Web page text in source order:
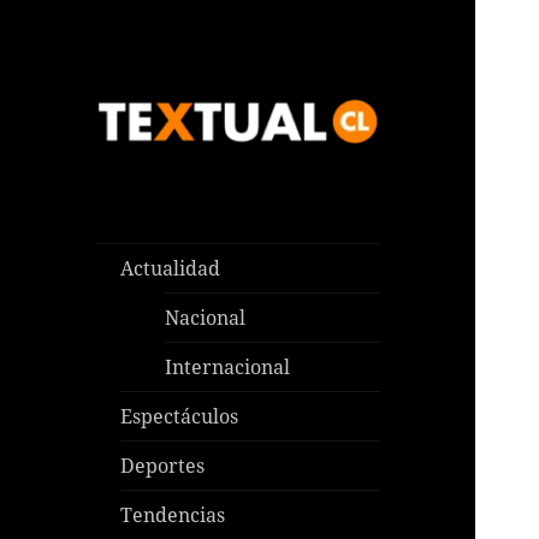
Actualidad
Nacional
Internacional
Espectáculos
Deportes
Tendencias